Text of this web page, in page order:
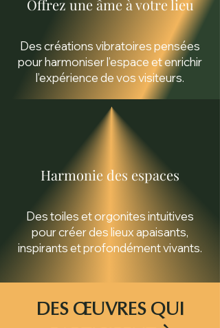
Offrez une âme à votre lieu
Des créations vibratoires pensées
pour harmoniser l’espace et enrichir
l’expérience de vos visiteurs.
Harmonie des espaces
Des toiles et orgonites intuitives
pour créer des lieux apaisants,
inspirants et profondément vivants.
DES ŒUVRES QUI